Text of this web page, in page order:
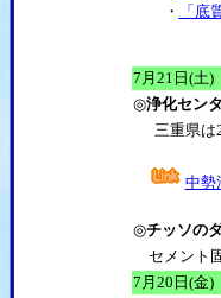
・
「底
7月21日(土)
◎浄化セン
三重県は
中勢
◎チッソの
セメント
7月20日(金)